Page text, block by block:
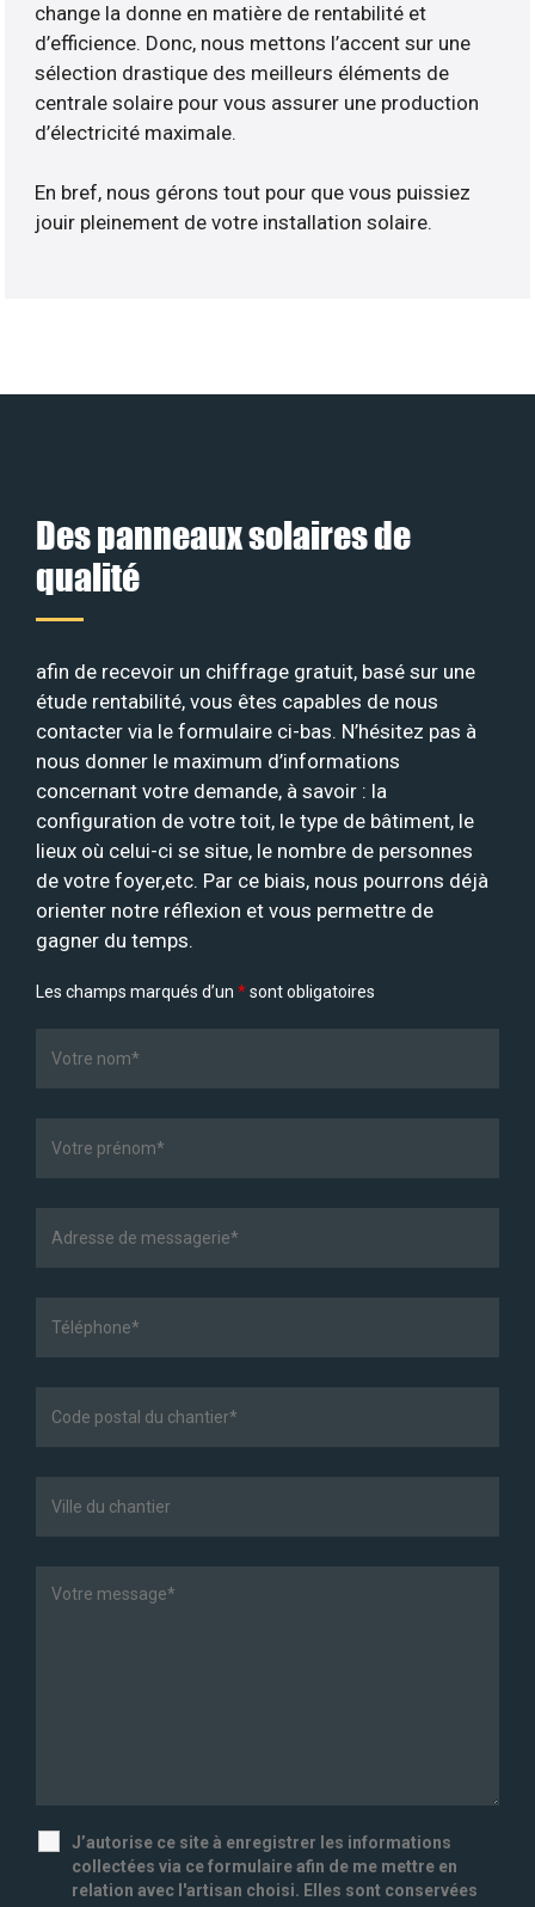
change la donne en matière de rentabilité et
d’efficience. Donc, nous mettons l’accent sur une
sélection drastique des meilleurs éléments de
centrale solaire pour vous assurer une production
d’électricité maximale.
En bref, nous gérons tout pour que vous puissiez
jouir pleinement de votre installation solaire.
Des panneaux solaires de
qualité
afin de recevoir un chiffrage gratuit, basé sur une
étude rentabilité, vous êtes capables de nous
contacter via le formulaire ci-bas. N’hésitez pas à
nous donner le maximum d’informations
concernant votre demande, à savoir : la
configuration de votre toit, le type de bâtiment, le
lieux où celui-ci se situe, le nombre de personnes
de votre foyer,etc. Par ce biais, nous pourrons déjà
orienter notre réflexion et vous permettre de
gagner du temps.
Les champs marqués d’un *sont obligatoires
J’autorise ce site à enregistrer les informations
collectées via ce formulaire afin de me mettre en
relation avec l'artisan choisi. Elles sont conservées